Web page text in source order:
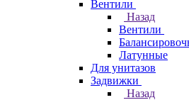
Вентили
Назад
Вентили
Латунные
Для унитазов
Задвижки
Назад